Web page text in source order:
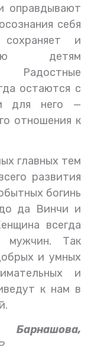
оправдывают
себя
и
детям
остаются с
для него —
отношения к
главных тем
развития
богинь
да Винчи и
всегда
мужчин. Так
и умных
и
к нам в